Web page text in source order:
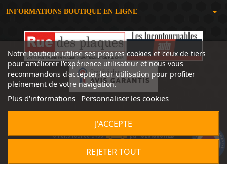
INFORMATIONS BOUTIQUE EN LIGNE arrow_drop_down
Notre boutique utilise ses propres cookies et ceux de tiers
pour améliorer l'expérience utilisateur et nous vous
recommandons d'accepter leur utilisation pour profiter
pleinement de votre navigation.
Plus d'informations Personnaliser les cookies
REJETER TOUT
J'ACCEPTE
Un site réalisé avec par SERIOUSWEB
9.2